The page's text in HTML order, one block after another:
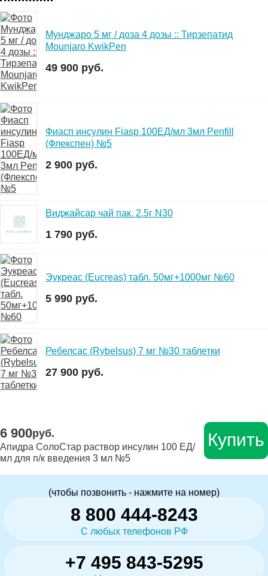
Мунджаро 5 мг / доза 4 дозы :: Тирзепатид
Mounjaro KwikPen
49 900 руб.
Фиасп инсулин Fiasp 100ЕД/мл 3мл Penfill
(Флекспен) №5
2 900 руб.
Виджайсар чай пак. 2.5г N30
1 790 руб.
Эукреас (Eucreas) табл. 50мг+1000мг №60
5 990 руб.
Ребелсас (Rybelsus) 7 мг №30 таблетки
27 900 руб.
6 900руб.
Апидра СолоСтар раствор инсулин 100 ЕД/
мл для п/к введения 3 мл №5
Купить
(чтобы позвонить - нажмите на номер)
8 800 444-8243
С любых телефонов РФ
+7 495 843-5295